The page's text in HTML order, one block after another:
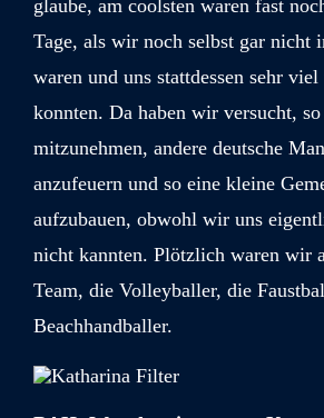
glaube, am coolsten waren fast
Tage, als wir noch selbst gar nicht
waren und uns stattdessen sehr viel
konnten. Da haben wir versucht,
mitzunehmen, andere deutsche
anzufeuern und so eine kleine
aufzubauen, obwohl wir uns
nicht kannten. Plötzlich waren wir
Team, die Volleyballer, die
Beachhandballer.